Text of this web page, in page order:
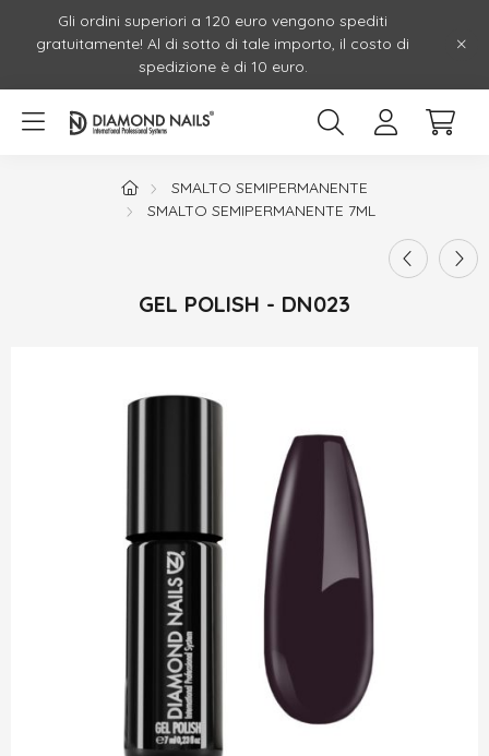
Gli ordini superiori a 120 euro vengono spediti
gratuitamente! Al di sotto di tale importo, il costo di
spedizione è di 10 euro.
SMALTO SEMIPERMANENTE
SMALTO SEMIPERMANENTE 7ML
GEL POLISH - DN023